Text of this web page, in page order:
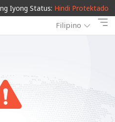
Iyong Status: Hindi Protektado
Filipino